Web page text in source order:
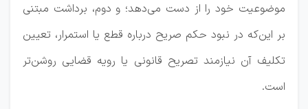
موضوعیت خود را از دست می‌دهد؛ و دوم، برداشت مبتنی
بر این‌که در نبود حکم صریح درباره قطع یا استمرار، تعیین
تکلیف آن نیازمند تصریح قانونی یا رویه قضایی روشن‌تر
است.